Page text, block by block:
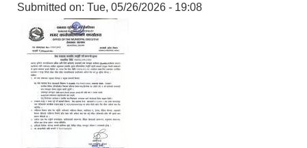
Submitted on: Tue, 05/26/2026 - 19:08